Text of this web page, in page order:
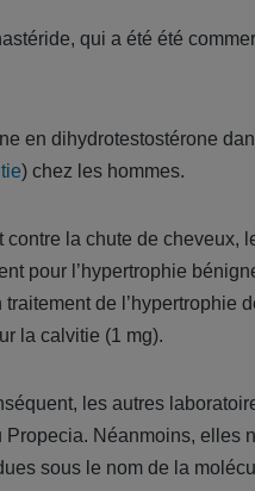
qui a été été
en dihydrotestostérone
) chez les hommes.
la chute de cheveux,
pour l’hypertrophie
de l’hypertrophie
la calvitie (1 mg).
les autres
Néanmoins, elles
sous le nom de la